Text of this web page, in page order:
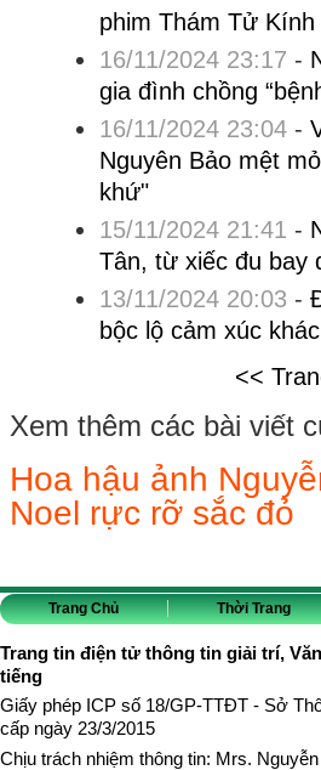
phim Thám Tử Kính
16/11/2024 23:17 -
gia đình chồng
16/11/2024 23:04-
Nguyên Bảo mệt
khứ"
15/11/2024 21:41 -
Tân, từ xiếc đu bay
13/11/2024 20:03 -
bộc lộ cảm xúc
<<
Xem thêm các bài viết
Hoa hậu ảnh
Noel rực rỡ sắc đỏ
Trang Chủ Thời Trang
Trang tin điện tử thông tin giải trí,
tiếng
Giấy phép ICP số 18/GP-TTĐT - Sở
cấp ngày 23/3/2015
Chịu trách nhiệm thông tin: Mrs.